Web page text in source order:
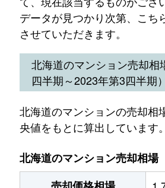
データが見つかり次第、こち
させていただきます。
北海道のマンション売却相
四半期～2023年第3四半期）
北海道のマンションの売却相
央値をもとに算出しています。
北海道のマンション売却相場